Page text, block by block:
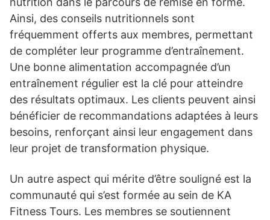
Ainsi, des conseils nutritionnels sont
fréquemment offerts aux membres, permettant
de compléter leur programme d’entraînement.
Une bonne alimentation accompagnée d’un
entraînement régulier est la clé pour atteindre
des résultats optimaux. Les clients peuvent ainsi
bénéficier de recommandations adaptées à leurs
besoins, renforçant ainsi leur engagement dans
leur projet de transformation physique.
Un autre aspect qui mérite d’être souligné est la
communauté qui s’est formée au sein de KA
Fitness Tours. Les membres se soutiennent